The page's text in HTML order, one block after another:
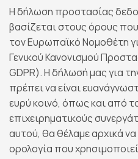
Η δήλωση προστασίας
βασίζεται στους όρους
τον Ευρωπαϊκό Νομοθέτη
Γενικού Κανονισμού
GDPR). Η δήλωσή μας για
πρέπει να είναι
ευρύ κοινό, όπως και από
επιχειρηματικούς
αυτού, θα θέλαμε αρχικά
ορολογία που